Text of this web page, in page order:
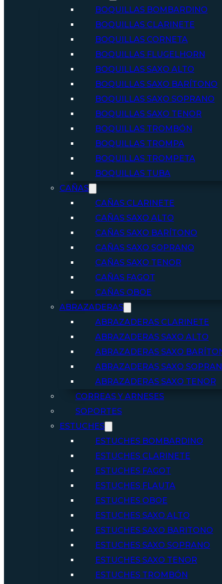
BOQUILLAS BOMBARDINO
BOQUILLAS CLARINETE
BOQUILLAS CORNETA
BOQUILLAS FLUGELHORN
BOQUILLAS SAXO ALTO
BOQUILLAS SAXO BARÍTONO
BOQUILLAS SAXO SOPRANO
BOQUILLAS SAXO TENOR
BOQUILLAS TROMBÓN
BOQUILLAS TROMPA
BOQUILLAS TROMPETA
BOQUILLAS TUBA
CAÑAS
CAÑAS CLARINETE
CAÑAS SAXO ALTO
CAÑAS SAXO BARÍTONO
CAÑAS SAXO SOPRANO
CAÑAS SAXO TENOR
CAÑAS FAGOT
CAÑAS OBOE
ABRAZADERAS
ABRAZADERAS CLARINETE
ABRAZADERAS SAXO ALTO
ABRAZADERAS SAXO
ABRAZADERAS SAXO
ABRAZADERAS SAXO TENOR
CORREAS Y ARNESES
SOPORTES
ESTUCHES
ESTUCHES BOMBARDINO
ESTUCHES CLARINETE
ESTUCHES FAGOT
ESTUCHES FLAUTA
ESTUCHES OBOE
ESTUCHES SAXO ALTO
ESTUCHES SAXO BARITONO
ESTUCHES SAXO SOPRANO
ESTUCHES SAXO TENOR
ESTUCHES TROMBÓN